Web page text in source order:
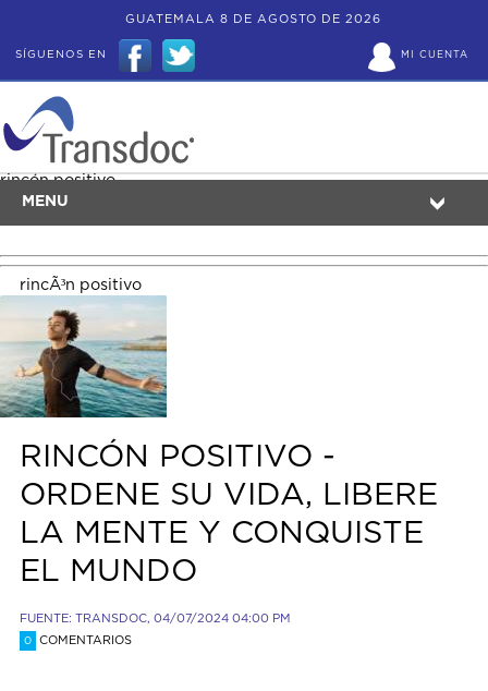
GUATEMALA 8 DE AGOSTO DE 2026
MI CUENTA
SÍGUENOS EN
MENU
rincón positivo
rincÃ³n positivo
RINCÓN POSITIVO -
ORDENE SU VIDA, LIBERE
LA MENTE Y CONQUISTE
EL MUNDO
FUENTE: TRANSDOC, 04/07/2024 04:00 PM
0 COMENTARIOS